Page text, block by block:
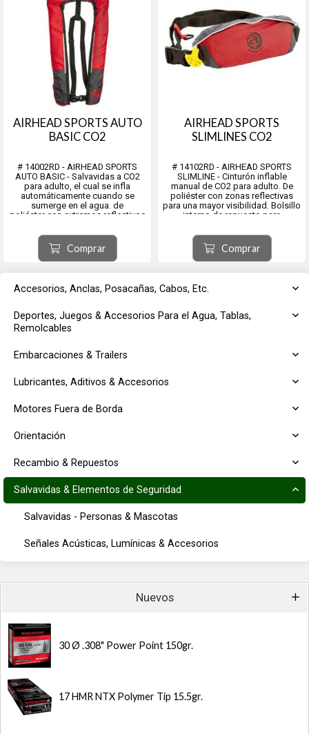
Accesorios, Anclas, Posacañas, Cabos, Etc.
Deportes, Juegos & Accesorios Para el Agua, Tablas,
Remolcables
Embarcaciones & Trailers
Lubricantes, Aditivos & Accesorios
Motores Fuera de Borda
Orientación
Recambio & Repuestos
Salvavidas & Elementos de Seguridad
Salvavidas - Personas & Mascotas
Señales Acústicas, Lumínicas & Accesorios
Nuevos
30 Ø .308" Power Point 150gr.
17 HMR NTX Polymer Tip 15.5gr.
AIRHEAD SPORTS AUTO
BASIC CO2
# 14002RD - AIRHEAD SPORTS
AUTO BASIC - Salvavidas a CO2
para adulto, el cual se infla
automáticamente cuando se
sumerge en el agua. de
poliéster con extremos reflectivos
interno de repuesto para
almacenamiento de CO2 de 24g.
Color Rojo Mayores de 16 años
Pecho d...
Comprar
AIRHEAD SPORTS
SLIMLINES CO2
# 14102RD - AIRHEAD SPORTS
SLIMLINE - Cinturón inflable
manual de CO2 para adulto. De
poliéster con zonas reflectivas
para una mayor visibilidad. Bolsillo
interno de repuesto para
Color Rojo Adulto: mayor 16 años
Tipo V Aprobado y Homologado
por la USCG en los EEUU. ...
Comprar